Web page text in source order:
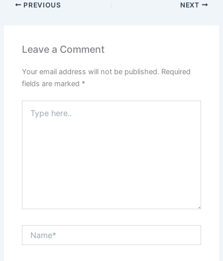
PREVIOUS NEXT
Leave a Comment
Your email address will not be published. Required
fields are marked *
here..